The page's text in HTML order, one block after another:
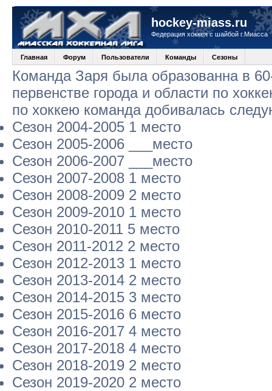
hockey-miass.ru
Федерация хоккея с шайбой г.Миасса
Главная Форум Пользователи Команды Сезоны
Команда Заря была образованна в
первенстве города и области по
по хоккею команда добивалась
Сезон 2004-2005 1 место
Сезон 2005-2006 ___место
Сезон 2006-2007 ___место
Сезон 2007-2008 1 место
Сезон 2008-2009 2 место
Сезон 2009-2010 1 место
Сезон 2010-2011 5 место
Сезон 2011-2012 2 место
Сезон 2012-2013 1 место
Сезон 2013-2014 2 место
Сезон 2014-2015 3 место
Сезон 2015-2016 6 место
Сезон 2016-2017 4 место
Сезон 2017-2018 4 место
Сезон 2018-2019 2 место
Сезон 2019-2020 2 место